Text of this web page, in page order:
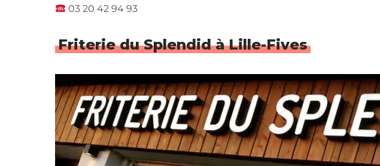
03 20 42 94 93
Friterie du Splendid à Lille-Fives